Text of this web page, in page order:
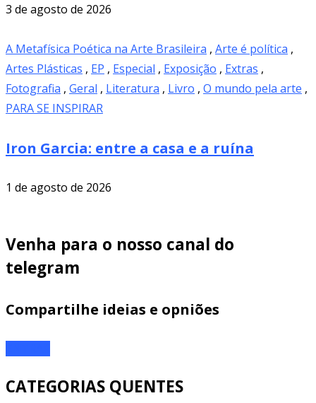
3 de agosto de 2026
A Metafísica Poética na Arte Brasileira , Arte é política ,
Artes Plásticas , EP , Especial , Exposição , Extras ,
Fotografia , Geral , Literatura , Livro , O mundo pela arte ,
PARA SE INSPIRAR
Iron Garcia: entre a casa e a ruína
1 de agosto de 2026
Venha para o nosso canal do
telegram
Compartilhe ideias e opniões
CATEGORIAS QUENTES